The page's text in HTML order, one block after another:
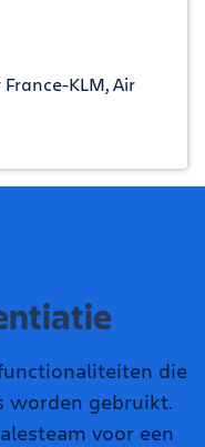
KLM, Air
die
worden gebruikt.
voor een